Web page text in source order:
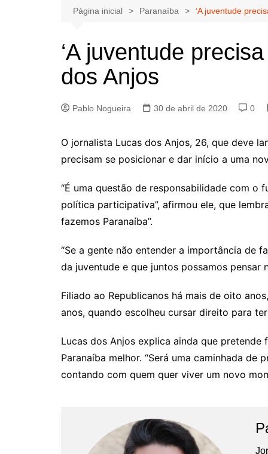
Página inicial Paranaíba ‘A juventude
‘A juventude
dos Anjos
Pablo Nogueira 30 de abril de 2020 0
O jornalista Lucas dos Anjos, 26, que deve
precisam se posicionar e dar início a uma
“É uma questão de responsabilidade com o
política participativa”, afirmou ele, que
fazemos Paranaíba”.
“Se a gente não entender a importância de
da juventude e que juntos possamos pensar
Filiado ao Republicanos há mais de oito
anos, quando escolheu cursar direito para
Lucas dos Anjos explica ainda que
Paranaíba melhor. “Será uma caminhada
contando com quem quer viver um novo